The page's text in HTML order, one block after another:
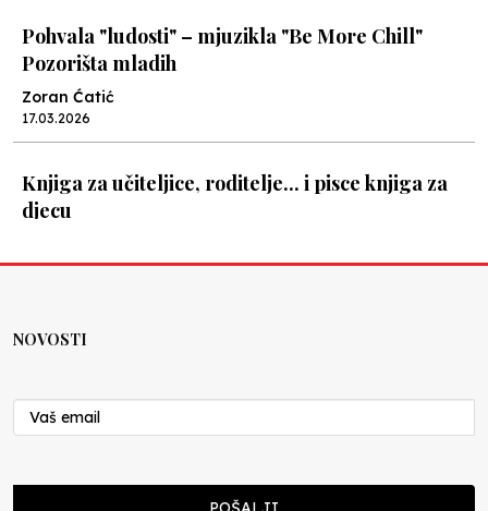
Pohvala "ludosti" – mjuzikla "Be More Chill"
Pozorišta mladih
Zoran Ćatić
17.03.2026
Knjiga za učiteljice, roditelje... i pisce knjiga za
djecu
08.03.2026
U Sarajevu, o obrazovanju u budućnosti / o
27.11.2025
NOVOSTI